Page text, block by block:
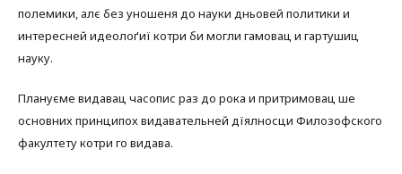
полемики, алє без уношеня до науки дньовей политики и
интересней идеолоґиї котри би могли гамовац и гартушиц
науку.
Плануєме видавац часопис раз до рока и притримовац ше
основних принципох видавательней дїялносци Филозофского
факултету котри го видава.